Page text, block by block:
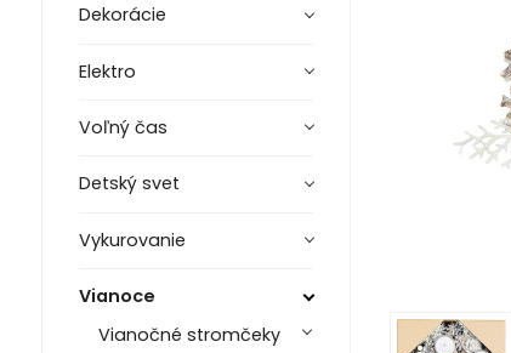
Dekorácie
Elektro
Voľný čas
Detský svet
Vykurovanie
Vianoce
Vianočné stromčeky